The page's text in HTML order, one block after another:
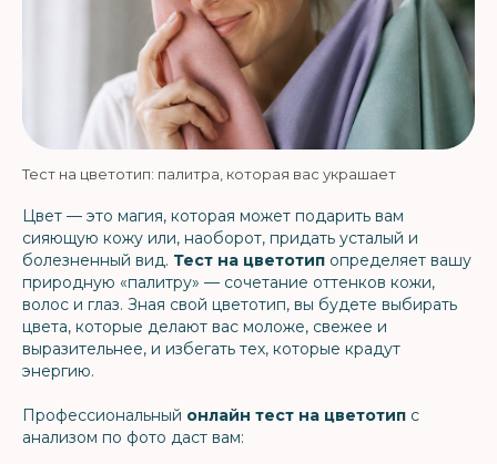
Тест на цветотип: палитра, которая вас украшает
Цвет — это магия, которая может подарить вам
сияющую кожу или, наоборот, придать усталый и
болезненный вид. Тест на цветотип определяет вашу
природную «палитру» — сочетание оттенков кожи,
волос и глаз. Зная свой цветотип, вы будете выбирать
цвета, которые делают вас моложе, свежее и
выразительнее, и избегать тех, которые крадут
энергию.
Профессиональный онлайн тест на цветотип с
анализом по фото даст вам: